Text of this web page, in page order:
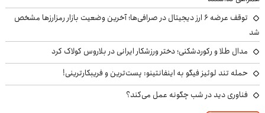
توقف عرضه ۶ ارز دیجیتال در صرافی‌ها؛ آخرین وضعیت بازار رمزارزها مشخص
شد
مدال طلا و رکوردشکنی؛ دختر ورزشکار ایرانی در بلاروس کولاک کرد
حمله تند لوئیز فیگو به اینفانتینو: پست‌ترین و فریبکارترینی!
فناوری دید در شب چگونه عمل می‌کند؟